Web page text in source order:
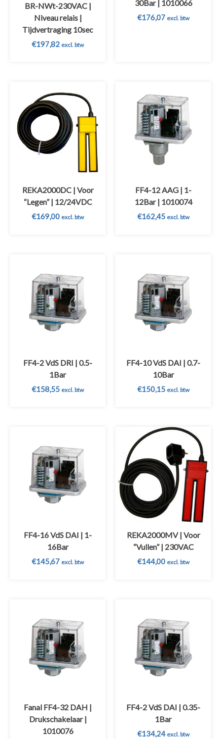
BR-NWt-230VAC |
Niveau relais |
Tijdvertraging 10sec
€197,82 excl. btw
30Bar | 1010066
€176,07 excl. btw
REKA2000DC | Voor
“Legen” | 12/24VDC
€169,00 excl. btw
FF4-12 AAG | 1-
12Bar | 1010074
€162,45 excl. btw
FF4-2 VdS DRI | 0.5-
1Bar
€158,55 excl. btw
FF4-10 VdS DAI | 0.7-
10Bar
€150,15 excl. btw
FF4-16 VdS DAI | 1-
16Bar
€145,67 excl. btw
REKA2000MV | Voor
“Vullen” | 230VAC
€144,00 excl. btw
Fanal FF4-32 DAH |
Drukschakelaar |
1010076
FF4-2 VdS DAI | 0.35-
1Bar
€134,24 excl. btw